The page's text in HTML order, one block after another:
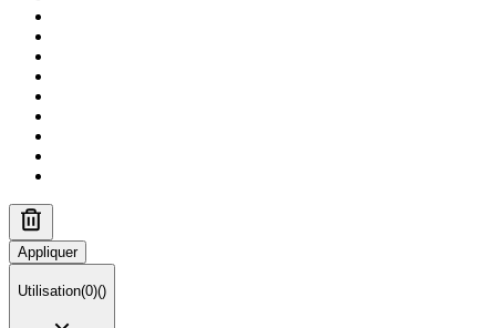
Appliquer
Utilisation(0)()